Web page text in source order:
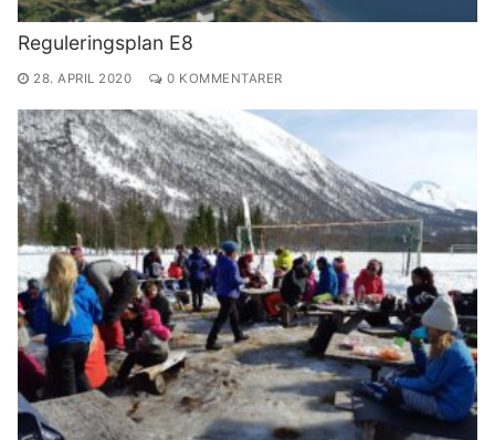
Reguleringsplan E8
28. APRIL 2020 0 KOMMENTARER